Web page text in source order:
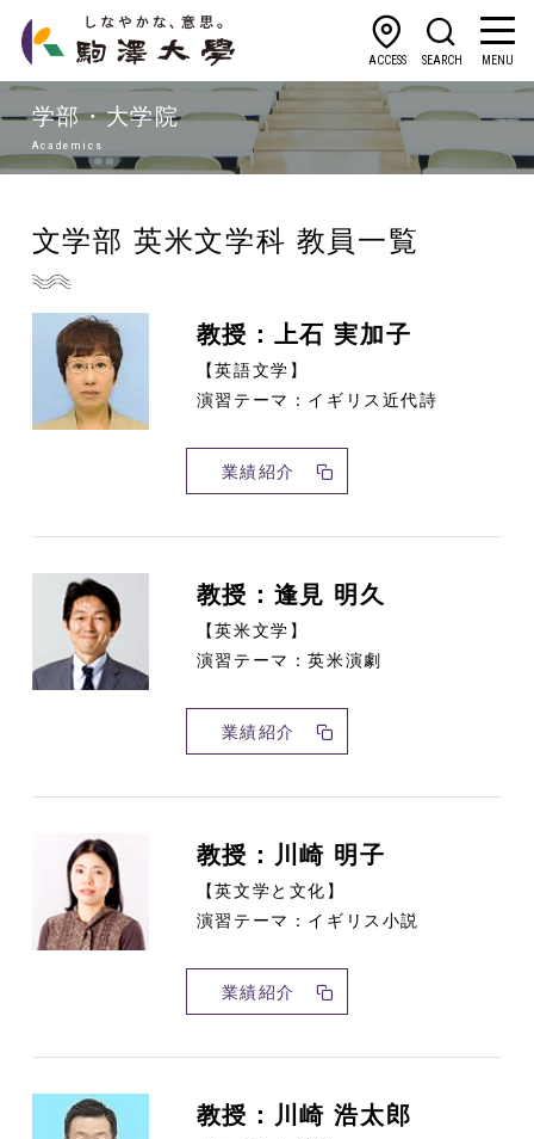
ACCESS SEARCH MENU
学部・大学院
Academics
文学部 英米文学科 教員一覧
教授：上石 実加子
【英語文学】
演習テーマ：イギリス近代詩
業績紹介
教授：逢見 明久
【英米文学】
演習テーマ：英米演劇
業績紹介
教授：川崎 明子
【英文学と文化】
演習テーマ：イギリス小説
業績紹介
教授：川崎 浩太郎